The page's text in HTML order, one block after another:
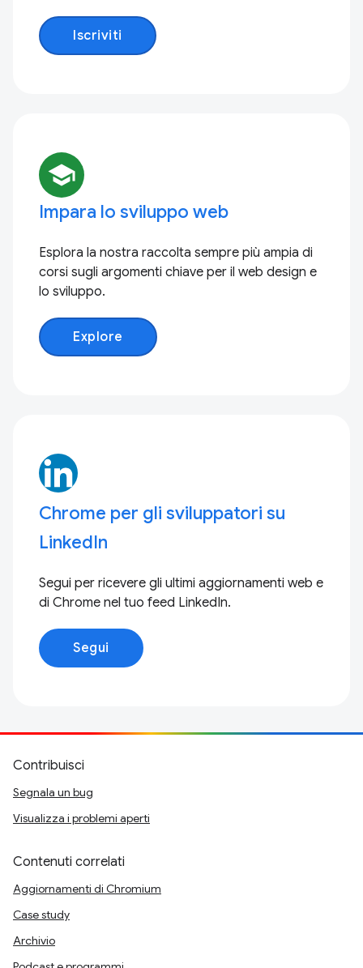
Iscriviti
school
Impara lo sviluppo web
Esplora la nostra raccolta sempre più ampia di
corsi sugli argomenti chiave per il web design e
lo sviluppo.
Explore
Chrome per gli sviluppatori su
LinkedIn
Segui per ricevere gli ultimi aggiornamenti web e
di Chrome nel tuo feed LinkedIn.
Segui
Contribuisci
Segnala un bug
Visualizza i problemi aperti
Contenuti correlati
Aggiornamenti di Chromium
Case study
Archivio